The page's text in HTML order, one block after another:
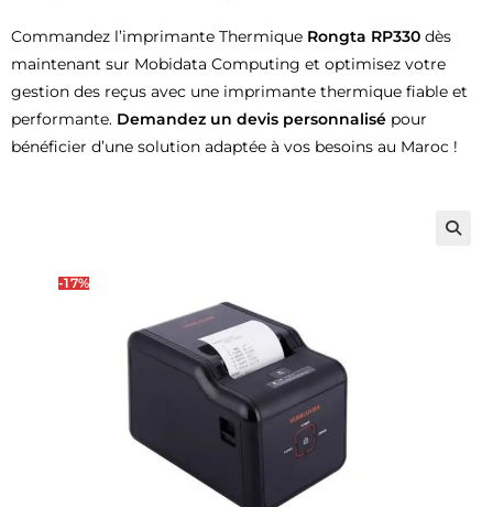
Commandez l’imprimante Thermique Rongta RP330 dès
maintenant sur Mobidata Computing et optimisez votre
gestion des reçus avec une imprimante thermique fiable et
performante. Demandez un devis personnalisé pour
bénéficier d’une solution adaptée à vos besoins au Maroc !
-17%